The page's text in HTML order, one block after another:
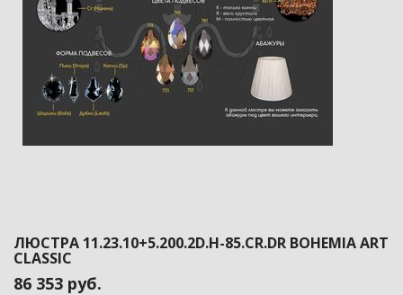
ЛЮСТРА 11.23.10+5.200.2D.H-85.CR.DR BOHEMIA ART
CLASSIC
86 353 руб.